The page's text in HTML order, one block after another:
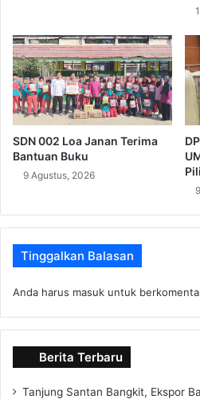
SDN 002 Loa Janan Terima
Bantuan Buku
9 Agustus, 2026
Tinggalkan Balasan
Anda harus masuk untuk
Berita Terbaru
Tanjung Santan Bangkit, Ekspor